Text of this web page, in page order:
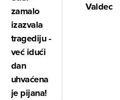
zamalo
izazvala
tragediju -
već idući
dan
uhvaćena
je pijana!
Valdec